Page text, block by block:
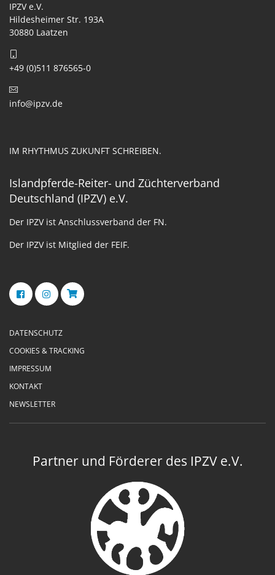
IPZV e.V.
Hildesheimer Str. 193A
30880 Laatzen
+49 (0)511 876565-0
info@ipzv.de
IM RHYTHMUS ZUKUNFT SCHREIBEN.
Islandpferde-Reiter- und Züchterverband
Deutschland (IPZV) e.V.
Der IPZV ist Anschlussverband der FN.
Der IPZV ist Mitglied der FEIF.
DATENSCHUTZ
COOKIES & TRACKING
IMPRESSUM
KONTAKT
NEWSLETTER
Partner und Förderer des IPZV e.V.